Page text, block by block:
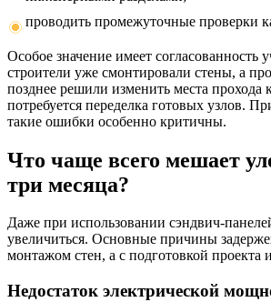
проводить промежуточные проверки
Особое значение имеет согласованность
строители уже смонтировали стены, а
позднее решили изменить места прохода
потребуется переделка готовых узлов.
такие ошибки особенно критичны.
Что чаще всего мешает
три месяца?
Даже при использовании сэндвич-
увеличиться. Основные причины
монтажом стен, а с подготовкой проекта
Недостаток электрической